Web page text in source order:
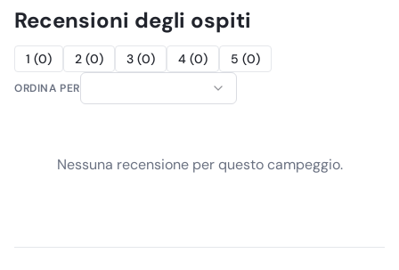
Recensioni degli ospiti
1 (0) 2 (0) 3 (0) 4 (0) 5 (0)
ORDINA PER
Nessuna recensione per questo campeggio.